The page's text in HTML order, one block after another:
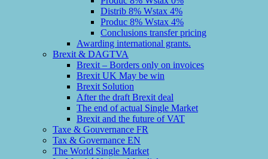
Distrib 8% Wstax 4%
Produc 8% Wstax 4%
Conclusions transfer pricing
Awarding international grants.
Brexit & DAGTVA
Brexit – Borders only on invoices
Brexit UK May be win
Brexit Solution
After the draft Brexit deal
The end of actual Single Market
Brexit and the future of VAT
Taxe & Gouvernance FR
Tax & Governance EN
The World Single Market